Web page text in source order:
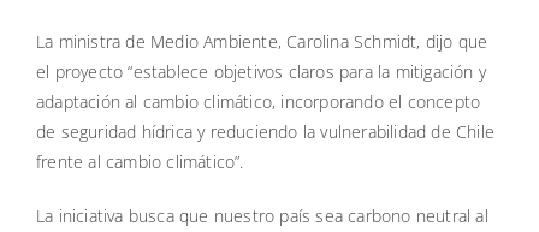
La ministra de Medio Ambiente, Carolina Schmidt, dijo que
el proyecto “establece objetivos claros para la mitigación y
adaptación al cambio climático, incorporando el concepto
de seguridad hídrica y reduciendo la vulnerabilidad de Chile
frente al cambio climático”.
La iniciativa busca que nuestro país sea carbono neutral al